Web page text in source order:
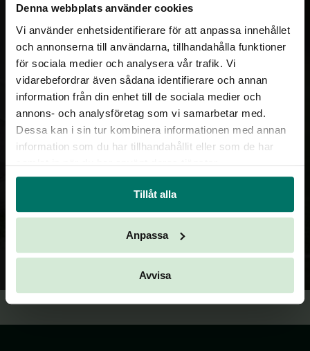
Denna webbplats använder cookies
Vi använder enhetsidentifierare för att anpassa innehållet
och annonserna till användarna, tillhandahålla funktioner
för sociala medier och analysera vår trafik. Vi
vidarebefordrar även sådana identifierare och annan
information från din enhet till de sociala medier och
annons- och analysföretag som vi samarbetar med.
Dessa kan i sin tur kombinera informationen med annan
information som du har tillhandahållit eller som de har
samlat in när du har använt deras tjänster.
Tillåt alla
Anpassa
Avvisa
TILLBAKA